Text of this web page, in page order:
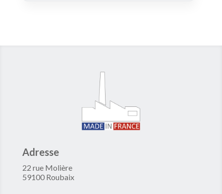
Adresse
22 rue Molière
59100 Roubaix